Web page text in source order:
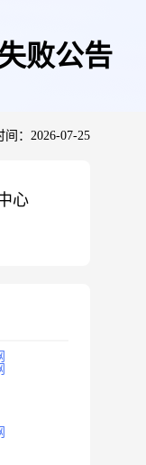
败公告
间：2026-07-25
心